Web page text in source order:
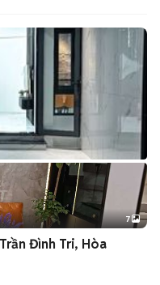
+2
7
Đình Tri, Hòa